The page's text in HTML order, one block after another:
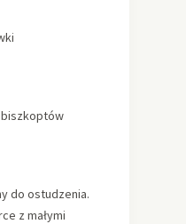
biszkoptów
do ostudzenia.
z małymi